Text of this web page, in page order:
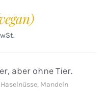
aber ohne Tier.
Mandeln